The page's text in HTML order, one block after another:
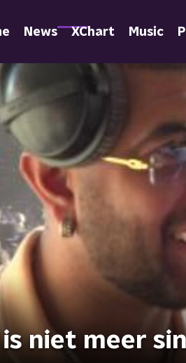
News XChart Music
niet meer